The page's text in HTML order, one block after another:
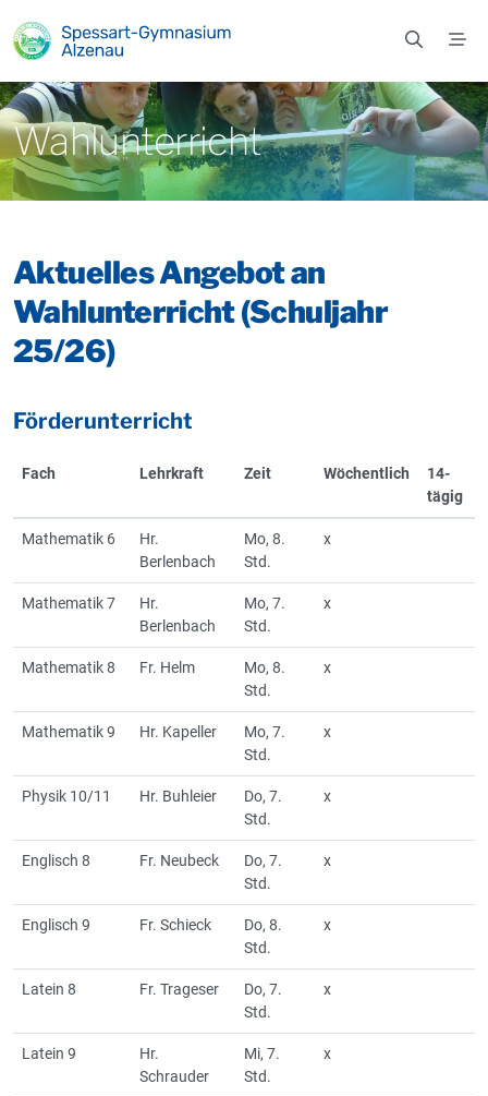
Wahlunterricht
Aktuelles Angebot an
Wahlunterricht (Schuljahr
25/26)
Förderunterricht
Fach Lehrkraft Zeit Wöchentlich
14-
tägig
Mathematik 6
Hr.
Berlenbach
Mo, 8.
Std.
x
Mathematik 7
Hr.
Berlenbach
Mo, 7.
Std.
x
Mathematik 8 Fr. Helm
Mo, 8.
Std.
x
Mathematik 9 Hr. Kapeller
Mo, 7.
Std.
x
Physik 10/11 Hr. Buhleier
Do, 7.
Std.
x
Englisch 8 Fr. Neubeck
Do, 7.
Std.
x
Englisch 9 Fr. Schieck
Do, 8.
Std.
x
Latein 8 Fr. Trageser
Do, 7.
Std.
x
Latein 9
Hr.
Schrauder
Mi, 7.
Std.
x